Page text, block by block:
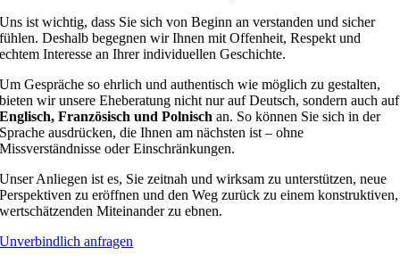
Uns ist wichtig, dass Sie sich von Beginn an verstanden und sicher
fühlen. Deshalb begegnen wir Ihnen mit Offenheit, Respekt und
echtem Interesse an Ihrer individuellen Geschichte.
Um Gespräche so ehrlich und authentisch wie möglich zu gestalten,
bieten wir unsere Eheberatung nicht nur auf Deutsch, sondern auch auf
Englisch, Französisch und Polnisch an. So können Sie sich in der
Sprache ausdrücken, die Ihnen am nächsten ist – ohne
Missverständnisse oder Einschränkungen.
Unser Anliegen ist es, Sie zeitnah und wirksam zu unterstützen, neue
Perspektiven zu eröffnen und den Weg zurück zu einem konstruktiven,
wertschätzenden Miteinander zu ebnen.
Unverbindlich anfragen